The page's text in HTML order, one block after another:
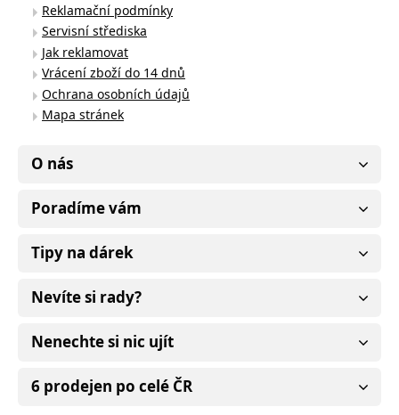
Reklamační podmínky
Servisní střediska
Jak reklamovat
Vrácení zboží do 14 dnů
Ochrana osobních údajů
Mapa stránek
O nás
Poradíme vám
Tipy na dárek
Nevíte si rady?
Nenechte si nic ujít
6 prodejen po celé ČR